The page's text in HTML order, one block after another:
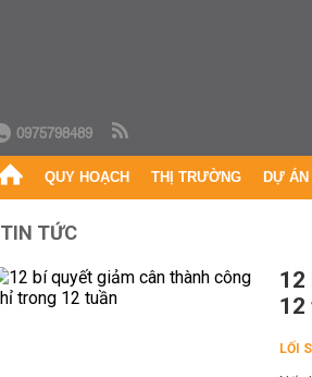
0975798489
QUY HOẠCH THỊ TRƯỜNG DỰ ÁN
TIN TỨC
12
12
LỐI